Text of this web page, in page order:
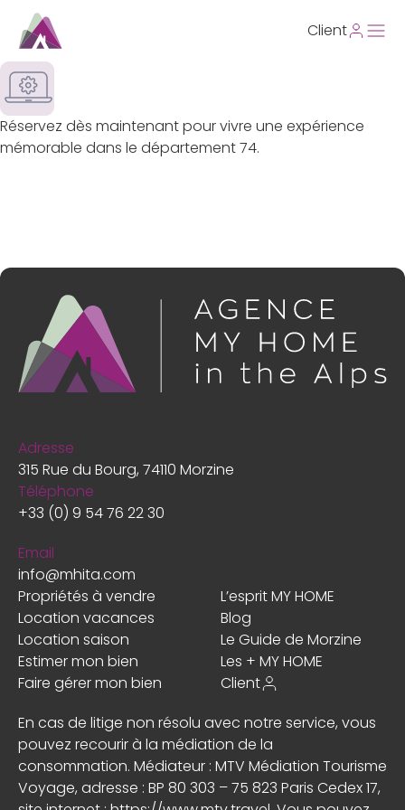
Client
Réservez dès maintenant pour vivre une expérience
mémorable dans le département 74.
Propriétés à vendre
L’esprit MY HOME
Location vacances
Blog
Location saison
Le Guide de Morzine
Estimer mon bien
Les + MY HOME
Faire gérer mon bien
Client
Adresse
315 Rue du Bourg, 74110 Morzine
Téléphone
+33 (0) 9 54 76 22 30
Email
info@mhita.com
En cas de litige non résolu avec notre service, vous
pouvez recourir à la médiation de la
consommation. Médiateur : MTV Médiation Tourisme
Voyage, adresse : BP 80 303 – 75 823 Paris Cedex 17,